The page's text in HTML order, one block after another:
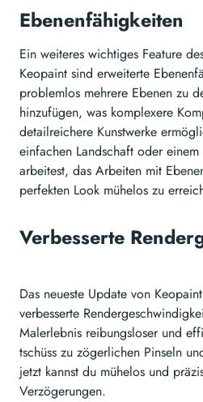
Ebenenfähigkeiten
Ein weiteres wichtiges Feature
Keopaint sind erweiterte
problemlos mehrere Ebenen zu
hinzufügen, was komplexere
detailreichere Kunstwerke
einfachen Landschaft oder
arbeitest, das Arbeiten mit
perfekten Look mühelos zu
Verbesserte
Das neueste Update von
verbesserte
Malerlebnis reibungsloser und
tschüss zu zögerlichen Pinseln
jetzt kannst du mühelos und
Verzögerungen.